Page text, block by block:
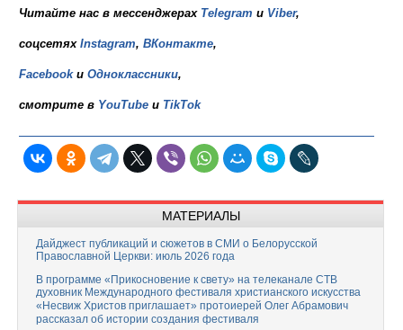
Читайте нас в мессенджерах Telegram и Viber,
соцсетях Instagram, ВКонтакте,
Facebookи Одноклассники,
смотрите в YouTube и TikTok
МАТЕРИАЛЫ
Дайджест публикаций и сюжетов в СМИ о Белорусской
Православной Церкви: июль 2026 года
В программе «Прикосновение к свету» на телеканале СТВ
духовник Международного фестиваля христианского искусства
«Несвиж Христов приглашает» протоиерей Олег Абрамович
рассказал об истории создания фестиваля